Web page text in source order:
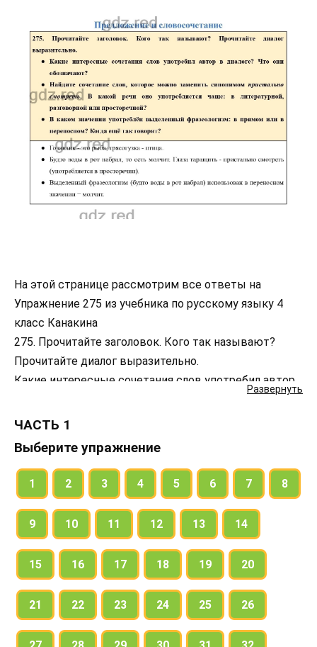
Развернуть
На этой странице рассмотрим все ответы на
Упражнение 275 из учебника по русскому языку 4
класс Канакина
275. Прочитайте заголовок. Кого так называют?
Прочитайте диалог выразительно.
Какие интересные сочетания слов употребил автор
Найдите сочетание слов, которое можно заменить
употребляется чаще: в литературной, разговорной
или просторечной?
В каком значении употреблён выделенный
фразеологизм: в прямом или в переносном? Когда
ещё так говорят?
ЧАСТЬ 1
Выберите упражнение
1 2 3 4 5 6 7 8
9 10 11 12 13 14
15 16 17 18 19 20
21 22 23 24 25 26